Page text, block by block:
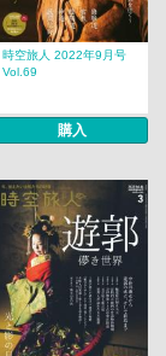
時空旅人 2022年9月号
Vol.69
購入